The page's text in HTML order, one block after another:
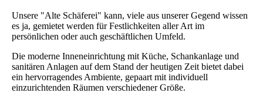
Unsere "Alte Schäferei" kann, viele aus unserer Gegend wissen
es ja, gemietet werden für Festlichkeiten aller Art im
persönlichen oder auch geschäftlichen Umfeld.
Die moderne Inneneinrichtung mit Küche, Schankanlage und
sanitären Anlagen auf dem Stand der heutigen Zeit bietet dabei
ein hervorragendes Ambiente, gepaart mit individuell
einzurichtenden Räumen verschiedener Größe.